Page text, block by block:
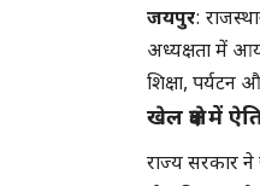
जयपुर:
अध्यक्षता में
शिक्षा, पर्यटन
खेल क्षेत्र में
राज्य सरकार ने